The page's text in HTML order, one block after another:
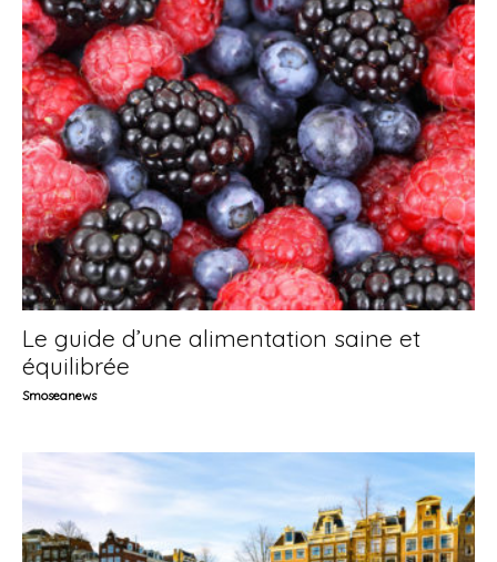
Le guide d’une alimentation saine et
équilibrée
Smoseanews